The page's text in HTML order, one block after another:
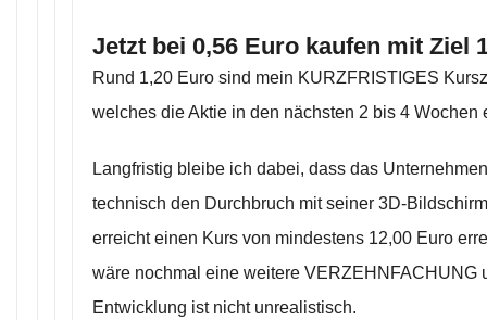
Jetzt bei 0,56 Euro kaufen mit Ziel
Rund 1,20 Euro sind mein KURZFRISTIGES
welches die Aktie in den nächsten 2 bis 4 Wochen
Langfristig bleibe ich dabei, dass das
technisch den Durchbruch mit seiner 3D-
erreicht einen Kurs von mindestens 12,00 Euro
wäre nochmal eine weitere VERZEHNFACHUNG
Entwicklung ist nicht unrealistisch.